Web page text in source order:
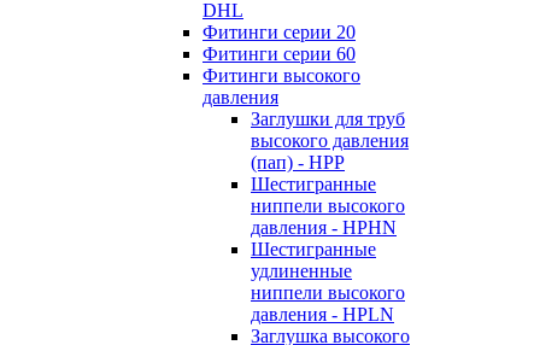
DHL
Фитинги серии 20
Фитинги серии 60
Фитинги высокого
давления
Заглушки для труб
высокого давления
(пап) - HPP
Шестигранные
ниппели высокого
давления - HPHN
Шестигранные
удлиненные
ниппели высокого
давления - HPLN
Заглушка высокого